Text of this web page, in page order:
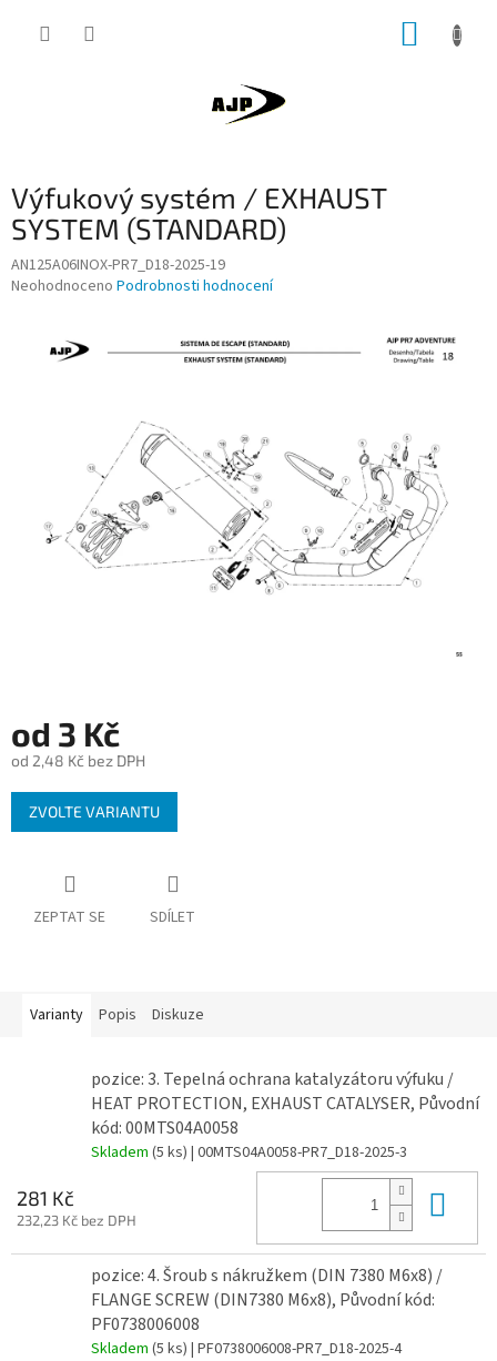
Výfukový systém / EXHAUST
SYSTEM (STANDARD)
AN125A06INOX-PR7_D18-2025-19
Průměrné
Neohodnoceno Podrobnosti hodnocení
od 3 Kč
od 2,48 Kč bez DPH
Měrná
cena:
ZVOLTE VARIANTU
ZEPTAT SE SDÍLET
Varianty Popis Diskuze
pozice: 3. Tepelná ochrana katalyzátoru výfuku /
HEAT PROTECTION, EXHAUST CATALYSER, Původní
kód: 00MTS04A0058
Skladem (5 ks) | 00MTS04A0058-PR7_D18-2025-3
281 Kč
232,23 Kč bez DPH
pozice: 4. Šroub s nákružkem (DIN 7380 M6x8) /
FLANGE SCREW (DIN7380 M6x8), Původní kód:
PF0738006008
Skladem (5 ks) | PF0738006008-PR7_D18-2025-4